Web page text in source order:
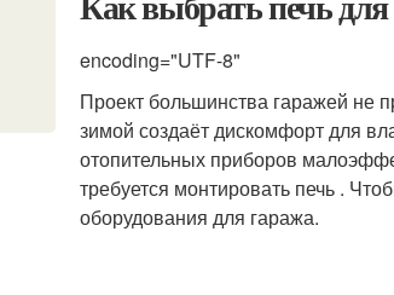
encoding="UTF-8"
Проект большинства гаражей не
зимой создаёт дискомфорт для
отопительных приборов
требуется монтировать печь .
оборудования для гаража.